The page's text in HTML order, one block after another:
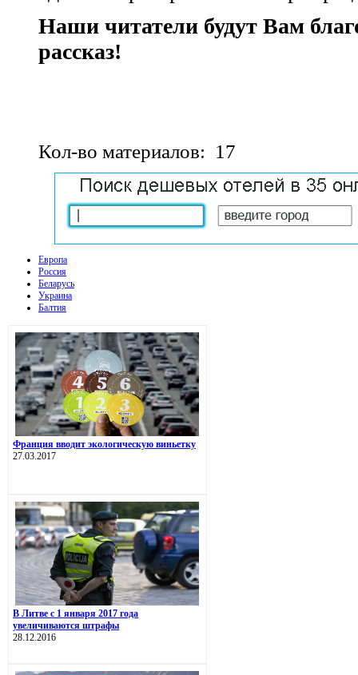
Наши читатели будут Вам
рассказ!
Кол-во материалов: 17
Европа
Россия
Беларусь
Украина
Балтия
Франция вводит экологическую виньетку
27.03.2017
В Литве с 1 января 2017 года
увеличиваются штрафы
28.12.2016